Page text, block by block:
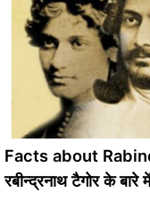
Facts about
रबीन्द्रनाथ टैगोर के बारे